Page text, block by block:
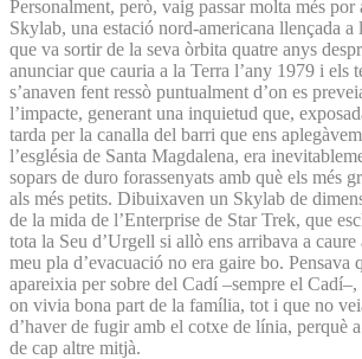
Personalment, però, vaig passar molta més por
Skylab, una estació nord-americana llençada a
que va sortir de la seva òrbita quatre anys
anunciar que cauria a la Terra l’any 1979 i els
s’anaven fent ressò puntualment d’on es
l’impacte, generant una inquietud que,
tarda per la canalla del barri que ens
l’església de Santa Magdalena, era
sopars de duro forassenyats amb què els més
als més petits. Dibuixaven un Skylab de
de la mida de l’Enterprise de Star Trek, que
tota la Seu d’Urgell si allò ens arribava a caure
meu pla d’evacuació no era gaire bo. Pensava
apareixia per sobre del Cadí –sempre el
on vivia bona part de la família, tot i que no
d’haver de fugir amb el cotxe de línia, perquè
de cap altre mitjà.